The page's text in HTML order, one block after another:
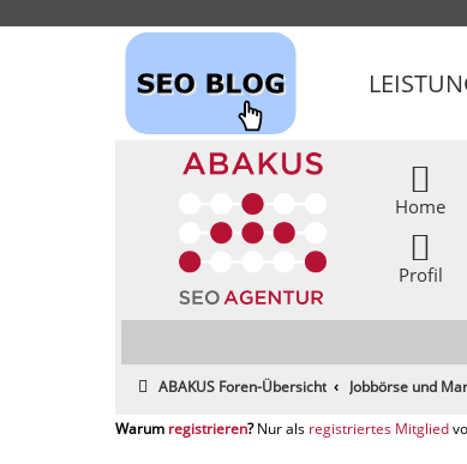
Home
Profil
ABAKUS Foren-Übersicht Jobbörse und
registrieren registriertes Mitglied